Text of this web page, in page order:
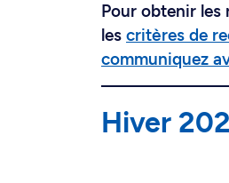
Pour obtenir les
les critères de
communiquez
Hiver